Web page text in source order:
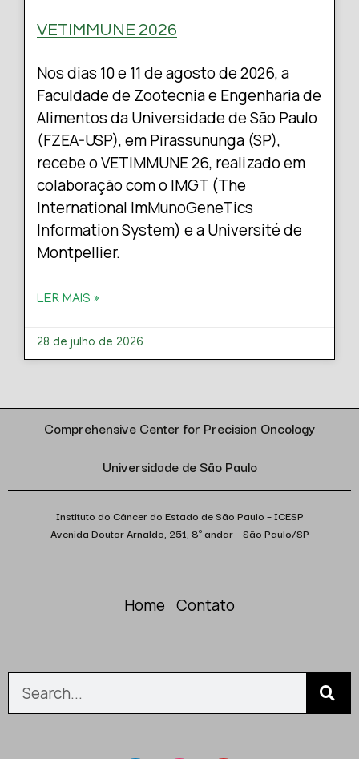
VETIMMUNE 2026
Nos dias 10 e 11 de agosto de 2026, a
Faculdade de Zootecnia e Engenharia de
Alimentos da Universidade de São Paulo
(FZEA-USP), em Pirassununga (SP),
recebe o VETIMMUNE 26, realizado em
colaboração com o IMGT (The
International ImMunoGeneTics
Information System) e a Université de
Montpellier.
LER MAIS »
28 de julho de 2026
Comprehensive Center for Precision Oncology
Universidade de São Paulo
Instituto do Câncer do Estado de São Paulo – ICESP
Avenida Doutor Arnaldo, 251, 8º andar – São Paulo/SP
Home Contato